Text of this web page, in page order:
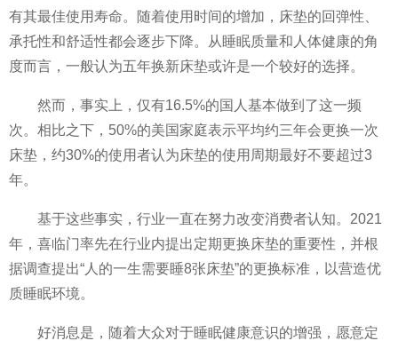
有其最佳使用寿命。随着使用时间的增加，床垫的回弹性
承托性和舒适性都会逐步下降。从睡眠质量和人体健康的角
度而言，一般认为五年换新床垫或许是一个较好的选择。
然而，事实上，仅有16.5%的国人基本做到了这一频
次。相比之下，50%的美国家庭表示平均约三年会更换一次
床垫，约30%的使用者认为床垫的使用周期最好不要超过3
年。
基于这些事实，行业一直在努力改变消费者认知。2021
年，喜临门率先在行业内提出定期更换床垫的重要性 ，并根
据调查提出“人的一生需要睡8张床垫”的更换标准，以营造优
质睡眠环境。
好消息是，随着大众对于睡眠健康意识的增强，愿意定